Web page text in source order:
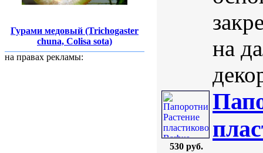
Гурами медовый (Trichogaster
chuna, Colisa sota)
на правах рекламы:
на
530 руб.